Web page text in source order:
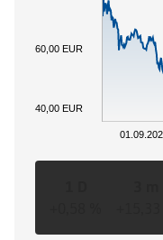
40,00 EUR
60,00 EUR